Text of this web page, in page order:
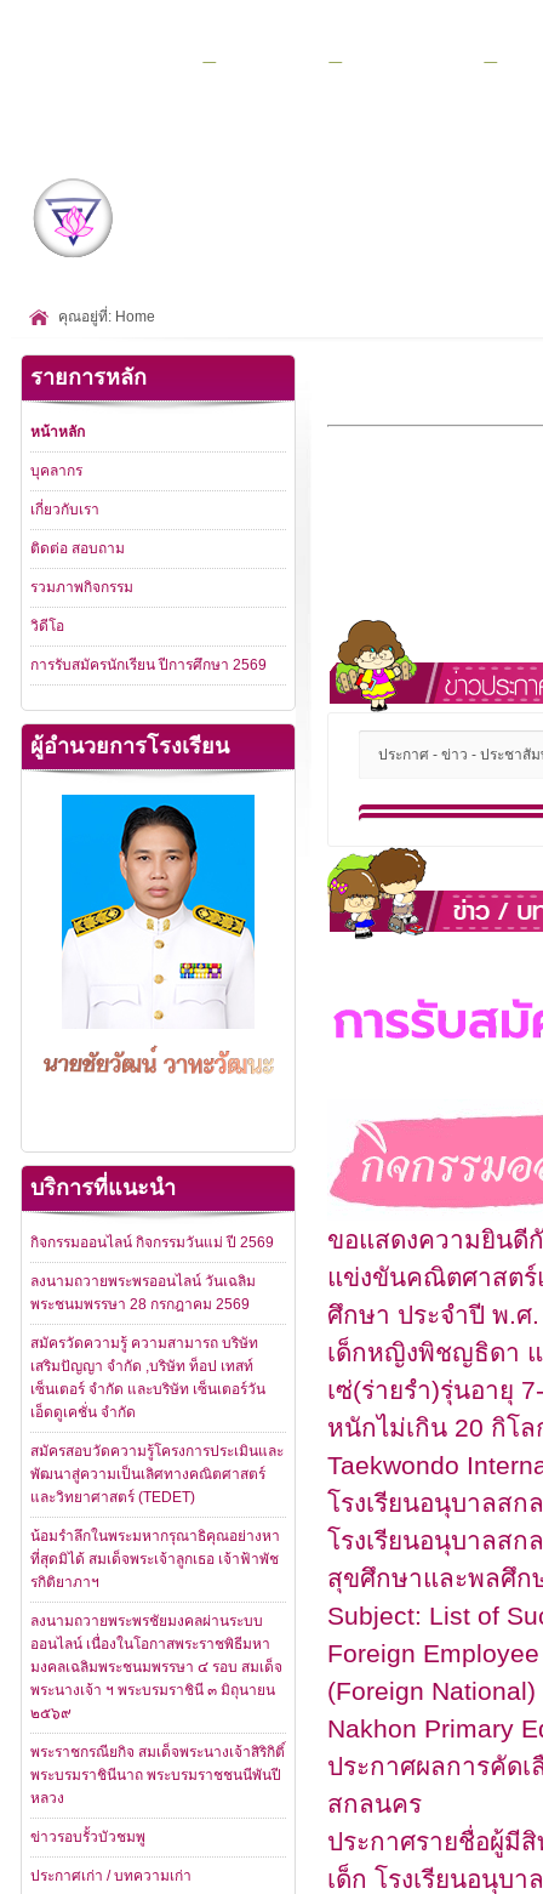
คุณอยู่ที่: Home
ประกาศ - ข่าว - ประชาสั
ขอแสดงความยินดี
แข่งขันคณิตศาสตร์
ศึกษา ประจำปี พ.ศ
เด็กหญิงพิชญธิดา แ
เซ่(ร่ายรำ)รุ่นอายุ
หนักไม่เกิน 20 กิโ
Taekwondo
โรงเรียนอนุบาลส
โรงเรียนอนุบาลส
สุขศึกษาและพลศึก
Subject: List of
Foreign
(Foreign
Nakhon Primary
ประกาศผลการคัดเ
สกลนคร
ประกาศรายชื่อผู้มี
เด็ก โรงเรียนอนุบ
รายการหลัก
หน้าหลัก
บุคลากร
เกี่ยวกับเรา
ติดต่อ สอบถาม
รวมภาพกิจกรรม
วิดีโอ
การรับสมัครนักเรียน ปีการศึกษา 2569
ผู้อำนวยการโรงเรียน
บริการที่แนะนำ
กิจกรรมออนไลน์ กิจกรรมวันแม่ ปี 2569
ลงนามถวายพระพรออนไลน์ วันเฉลิม
พระชนมพรรษา 28 กรกฎาคม 2569
สมัครวัดความรู้ ความสามารถ บริษัท
เสริมปัญญา จำกัด ,บริษัท ท็อป เทสท์
เซ็นเตอร์ จำกัด และบริษัท เซ็นเตอร์วัน
เอ็ดดูเคชั่น จำกัด
สมัครสอบวัดความรู้โครงการประเมินและ
พัฒนาสู่ความเป็นเลิศทางคณิตศาสตร์
และวิทยาศาสตร์ (TEDET)
น้อมรำลึกในพระมหากรุณาธิคุณอย่างหา
ที่สุดมิได้ สมเด็จพระเจ้าลูกเธอ เจ้าฟ้าพัช
รกิติยาภาฯ
ลงนามถวายพระพรชัยมงคลผ่านระบบ
ออนไลน์ เนื่องในโอกาสพระราชพิธีมหา
มงคลเฉลิมพระชนมพรรษา ๔ รอบ สมเด็จ
พระนางเจ้า ฯ พระบรมราชินี ๓ มิถุนายน
๒๕๖๙
พระราชกรณียกิจ สมเด็จพระนางเจ้าสิริกิติ์
พระบรมราชินีนาถ พระบรมราชชนนีพันปี
หลวง
ข่าวรอบรั้วบัวชมพู
ประกาศเก่า / บทความเก่า